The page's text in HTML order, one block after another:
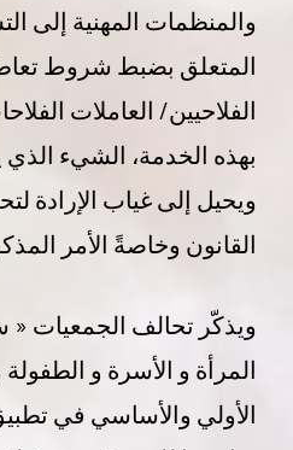
والمنظمات المهنية إلى
المتعلق بضبط شروط
الفلاحيين/ العاملات
بهذه الخدمة، الشيء
ويحيل إلى غياب الإرادة
القانون وخاصةً الأمر
ويذكّر تحالف الجمعيات «
المرأة و الأسرة و
الأولي والأساسي في